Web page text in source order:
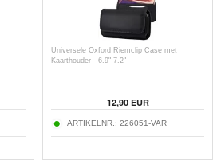
Universele Oxford Riemclip Case met
Kaarthouder - 6.9"-7.2"
12,90EUR
ARTIKELNR.: 226051-VAR